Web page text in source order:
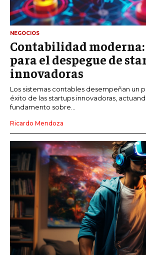
NEGOCIOS
Contabilidad moderna:
para el despegue de
innovadoras
Los sistemas contables desempeñan un
éxito de las startups innovadoras,
fundamento sobre...
Ricardo Mendoza